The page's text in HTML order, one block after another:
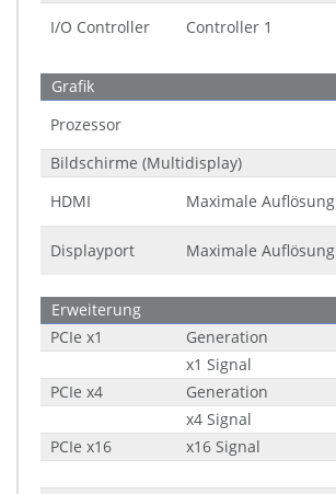
I/O Controller Controller 1
Grafik
Prozessor
Bildschirme (Multidisplay)
HDMI
Maximale Auflösung
Displayport Maximale Auflösung
Erweiterung
PCIe x1
Generation
x1 Signal
PCIe x4
Generation
x4 Signal
PCIe x16
x16 Signal